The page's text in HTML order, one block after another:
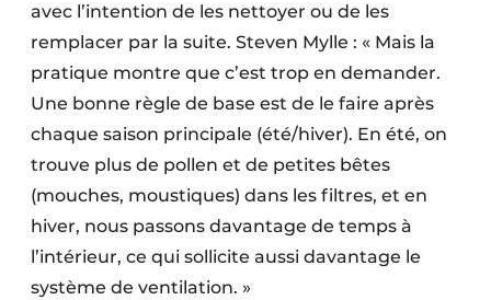
avec l’intention de les nettoyer ou de les
remplacer par la suite. Steven Mylle : « Mais la
pratique montre que c’est trop en demander.
Une bonne règle de base est de le faire après
chaque saison principale (été/hiver). En été, on
trouve plus de pollen et de petites bêtes
(mouches, moustiques) dans les filtres, et en
hiver, nous passons davantage de temps à
l’intérieur, ce qui sollicite aussi davantage le
système de ventilation. »